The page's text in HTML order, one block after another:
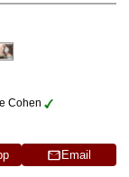
Cohen
Email